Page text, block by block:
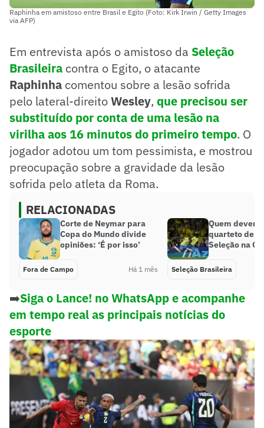
Raphinha em amistoso entre Brasil e Egito (Foto: Kirk Irwin / Getty Images
via AFP)
Em entrevista após o amistoso da Seleção
Brasileira contra o Egito, o atacante
Raphinha comentou sobre a lesão sofrida
pelo lateral-direitoWesley, que precisou ser
substituído por conta de uma lesão na
virilha aos 16 minutos do primeiro tempo. O
jogador adotou um tom pessimista, e mostrou
preocupação sobre a gravidade da lesão
sofrida pelo atleta da Roma.
RELACIONADAS
Corte de Neymar para
Copa do Mundo divide
opiniões: ‘É por isso’
Fora de Campo Há 1 mês
Quem
quarteto de
Seleção na
Seleção Brasileira
➡️Siga o Lance! no WhatsApp e acompanhe
em tempo real as principais notícias do
esporte